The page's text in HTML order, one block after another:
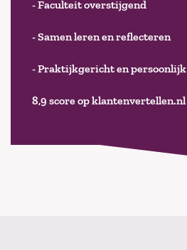
- Faculteit overstijgend
- Samen leren en reflecteren
- Praktijkgericht en persoonlijk
8,9 score op klantenvertellen.nl